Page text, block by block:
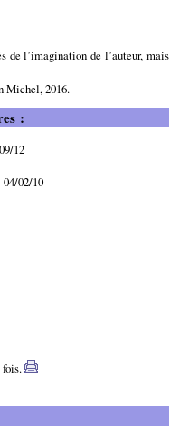
de l’imagination de l’auteur, mais
Michel, 2016.
:
12
04/02/10
fois.